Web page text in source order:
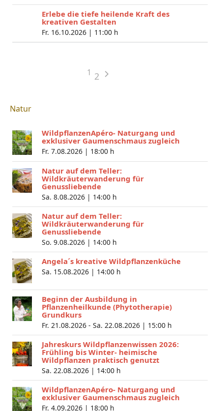
Erlebe die tiefe heilende Kraft des
kreativen Gestalten
Fr. 16.10.2026 | 11:00 h
1 2
Natur
WildpflanzenApéro- Naturgang und
exklusiver Gaumenschmaus zugleich
Fr. 7.08.2026 | 18:00 h
Natur auf dem Teller:
Wildkräuterwanderung für
Genussliebende
Sa. 8.08.2026 | 14:00 h
Natur auf dem Teller:
Wildkräuterwanderung für
Genussliebende
So. 9.08.2026 | 14:00 h
Angela´s kreative Wildpflanzenküche
Sa. 15.08.2026 | 14:00 h
Beginn der Ausbildung in
Pflanzenheilkunde (Phytotherapie)
Grundkurs
Fr. 21.08.2026 - Sa. 22.08.2026 | 15:00 h
Jahreskurs Wildpflanzenwissen 2026:
Frühling bis Winter- heimische
Wildpflanzen praktisch genutzt
Sa. 22.08.2026 | 14:00 h
WildpflanzenApéro- Naturgang und
exklusiver Gaumenschmaus zugleich
Fr. 4.09.2026 | 18:00 h